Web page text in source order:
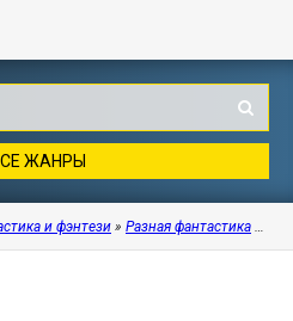
ЖАНРЫ
и фэнтези » Разная фантастика »